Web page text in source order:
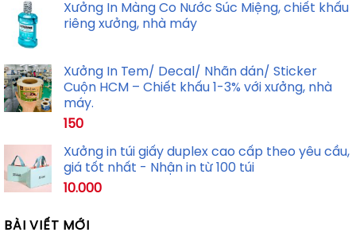
Xưởng In Màng Co Nước Súc Miệng, chiết khấu
riêng xưởng, nhà máy
Xưởng In Tem/ Decal/ Nhãn dán/ Sticker
Cuộn HCM – Chiết khấu 1-3% với xưởng, nhà
máy.
150
Xưởng in túi giấy duplex cao cấp theo yêu cầu,
giá tốt nhất - Nhận in từ 100 túi
10.000
BÀI VIẾT MỚI